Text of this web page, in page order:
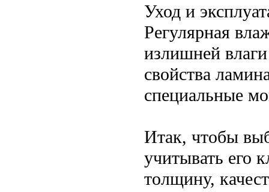
Уход и
Регулярная
излишней
свойства
специальные
Итак, чтобы
учитывать его
толщину,